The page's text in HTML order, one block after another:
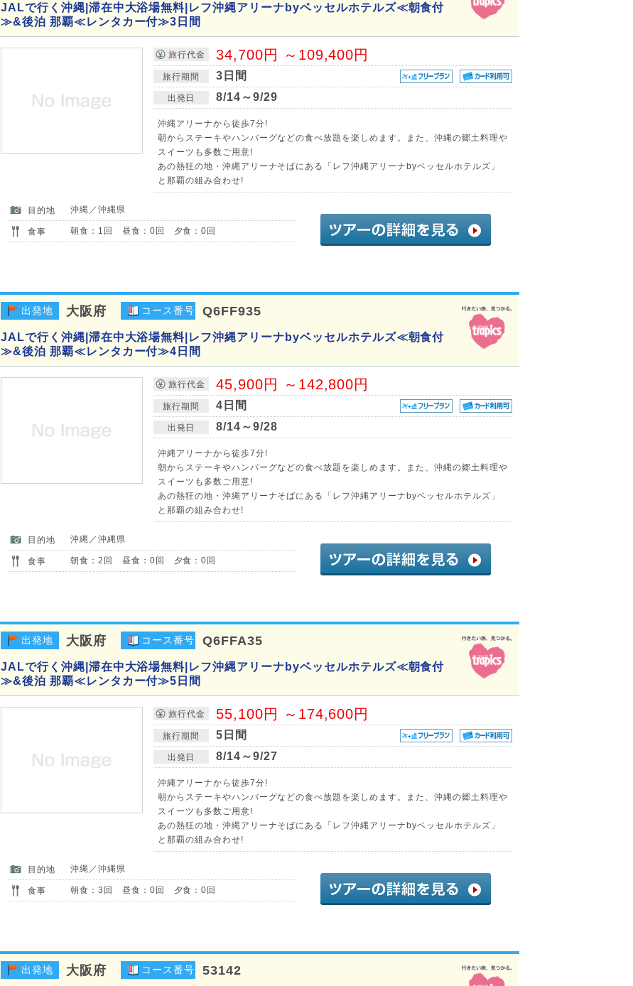
JALで行く沖縄|滞在中大浴場無料|レフ沖縄アリーナbyベッセルホテルズ≪朝食付
≫&後泊 那覇≪レンタカー付≫3日間
旅行代金 34,700円 ～109,400円
旅行期間 3日間
出発日 8/14～9/29
沖縄アリーナから徒歩7分!
朝からステーキやハンバーグなどの食べ放題を楽しめます。また、沖縄の郷土料理や
スイーツも多数ご用意!
あの熱狂の地・沖縄アリーナそばにある「レフ沖縄アリーナbyベッセルホテルズ」
と那覇の組み合わせ!
目的地 沖縄／沖縄県
食事 朝食：1回 昼食：0回 夕食：0回
出発地 大阪府 コース番号 Q6FF935
JALで行く沖縄|滞在中大浴場無料|レフ沖縄アリーナbyベッセルホテルズ≪朝食付
≫&後泊 那覇≪レンタカー付≫4日間
旅行代金 45,900円 ～142,800円
旅行期間 4日間
出発日 8/14～9/28
沖縄アリーナから徒歩7分!
朝からステーキやハンバーグなどの食べ放題を楽しめます。また、沖縄の郷土料理や
スイーツも多数ご用意!
あの熱狂の地・沖縄アリーナそばにある「レフ沖縄アリーナbyベッセルホテルズ」
と那覇の組み合わせ!
目的地 沖縄／沖縄県
食事 朝食：2回 昼食：0回 夕食：0回
出発地 大阪府 コース番号 Q6FFA35
JALで行く沖縄|滞在中大浴場無料|レフ沖縄アリーナbyベッセルホテルズ≪朝食付
≫&後泊 那覇≪レンタカー付≫5日間
旅行代金 55,100円 ～174,600円
旅行期間 5日間
出発日 8/14～9/27
沖縄アリーナから徒歩7分!
朝からステーキやハンバーグなどの食べ放題を楽しめます。また、沖縄の郷土料理や
スイーツも多数ご用意!
あの熱狂の地・沖縄アリーナそばにある「レフ沖縄アリーナbyベッセルホテルズ」
と那覇の組み合わせ!
目的地 沖縄／沖縄県
食事 朝食：3回 昼食：0回 夕食：0回
出発地 大阪府 コース番号 53142